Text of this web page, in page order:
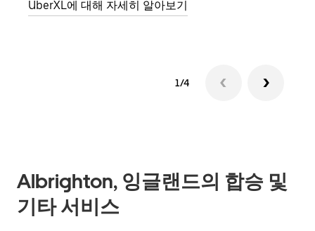
UberXL에 대해 자세히 알아보기
1/4
Albrighton, 잉글랜드의 합승 및
기타 서비스